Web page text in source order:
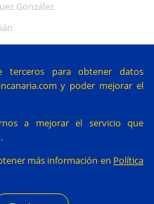
González
Ramos
Viera
terceros para obtener datos
y poder mejorar el
a mejorar el servicio que
más información en Política